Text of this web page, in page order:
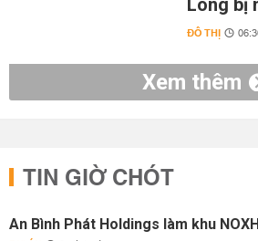
Long bị
ĐÔ THỊ
Xem thêm
TIN GIỜ CHÓT
An Bình Phát Holdings làm khu